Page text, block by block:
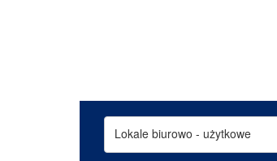
Lokale biurowo - użytkowe